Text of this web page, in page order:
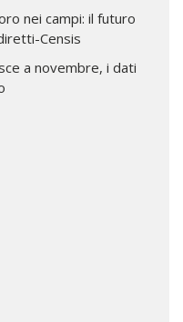
nei campi: il futuro
Censis
a novembre, i dati